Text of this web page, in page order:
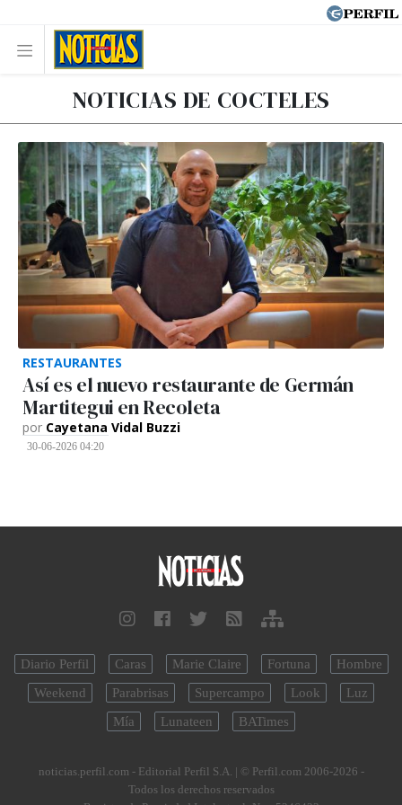
NOTICIAS DE COCTELES
RESTAURANTES
Así es el nuevo restaurante de Germán
Martitegui en Recoleta
por Cayetana Vidal Buzzi
30-06-2026 04:20
Diario Perfil Caras Marie Claire Fortuna
Hombre
Weekend
Parabrisas Supercampo Look
Luz
Mía
Lunateen BATimes
noticias.perfil.com - Editorial Perfil S.A. | © Perfil.com 2006-2026 -
Todos los derechos reservados